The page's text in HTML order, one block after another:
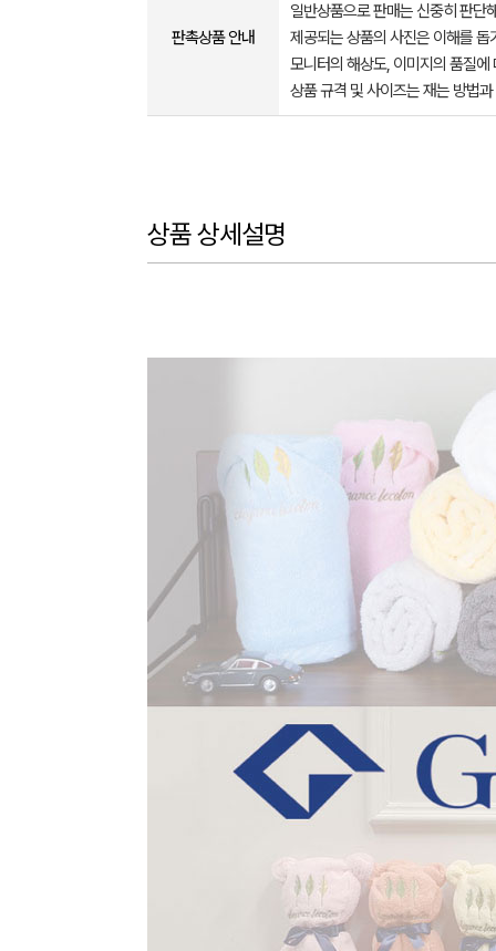
판촉상품 안내
일반상품으로 판매는 신중히 판단
제공되는 상품의 사진은 이해를
모니터의 해상도, 이미지의 품질
상품 규격 및 사이즈는 재는 방법
상품 상세설명